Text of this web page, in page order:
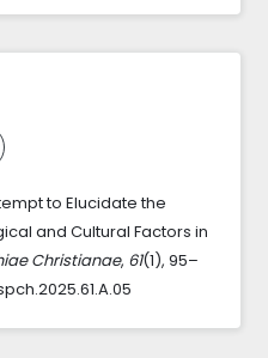
to Elucidate the
and Cultural Factors in
Christianae, 61(1), 95–